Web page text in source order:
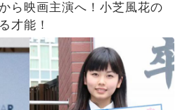
ら映画主演へ！小芝風花の
才能！